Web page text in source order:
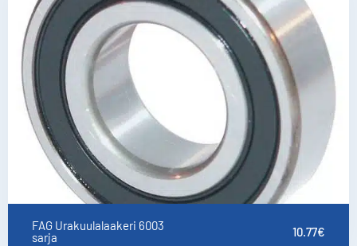
FAG Urakuulalaakeri 6003
sarja
10.77€